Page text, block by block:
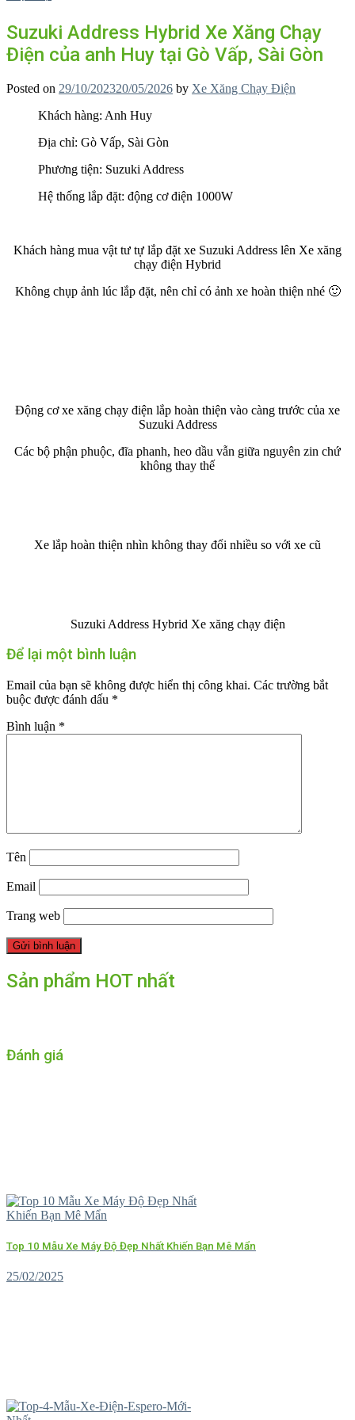
Suzuki Address Hybrid Xe Xăng Chạy
Điện của anh Huy tại Gò Vấp, Sài Gòn
Posted on 29/10/202320/05/2026 by Xe Xăng Chạy Điện
Khách hàng: Anh Huy
Địa chỉ: Gò Vấp, Sài Gòn
Phương tiện: Suzuki Address
Hệ thống lắp đặt: động cơ điện 1000W
Khách hàng mua vật tư tự lắp đặt xe Suzuki Address lên Xe xăng
chạy điện Hybrid
Không chụp ảnh lúc lắp đặt, nên chỉ có ảnh xe hoàn thiện nhé 🙂
Động cơ xe xăng chạy điện lắp hoàn thiện vào càng trước của xe
Suzuki Address
Các bộ phận phuộc, đĩa phanh, heo dầu vẫn giữa nguyên zin chứ
không thay thế
Xe lắp hoàn thiện nhìn không thay đổi nhiều so với xe cũ
Suzuki Address Hybrid Xe xăng chạy điện
Để lại một bình luận
Email của bạn sẽ không được hiển thị công khai. Các trường bắt
buộc được đánh dấu *
Bình luận *
Tên
Email
Trang web
Sản phẩm HOT nhất
Đánh giá
Top 10 Mẫu Xe Máy Độ Đẹp Nhất Khiến Bạn Mê Mẩn
25/02/2025